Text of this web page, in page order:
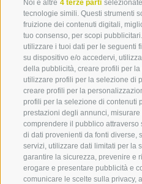
Noi e altre 4 terze parti
tecnologie simili. Questi strumenti
fruizione dei contenuti digitali,
tuo consenso, per scopi
utilizzare i tuoi dati per le seguenti
su dispositivo e/o accedervi,
della pubblicità, creare profili per
utilizzare profili per la selezione di
creare profili per la
profili per la selezione di contenuti
prestazioni degli annunci,
comprendere il pubblico attraverso
di dati provenienti da fonti diverse,
servizi, utilizzare dati limitati per la
garantire la sicurezza, prevenire e
erogare e presentare pubblicità e
comunicare le scelte sulla privacy,
Leggenda:
🌞🌙🍽️– pranzo &
🌙🍽️– solo cena
☕– café
🍰– dolce
🍨– gelato
ORARI DI APERTURA
LUNEDÌ - VENERDÌ: ORE
CREDITS COOKIE POLICY
MAPPA DEL SITO
PARTNER
created with passion by